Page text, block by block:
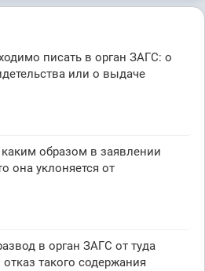
писать в орган ЗАГС: о
или о выдаче
образом в заявлении
она уклоняется от
в орган ЗАГС от туда
такого содержания